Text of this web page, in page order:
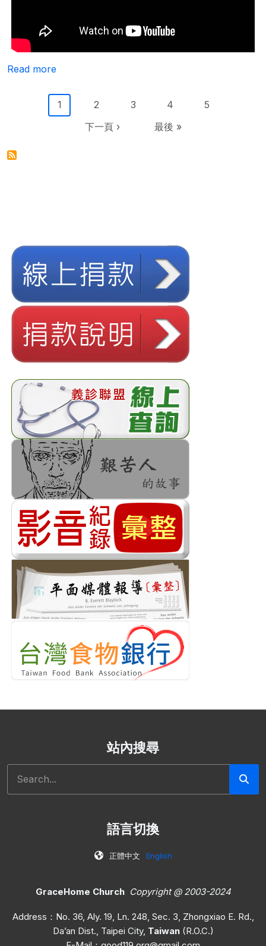
Read more
PaginationCurrent page
1 Page
2 Page
3 Page
4 Page
5
Next page
下一頁 › Last page
最後 »
站內搜尋
語言切換
正體中文 English
GraceHome Church Copyright @ 2003-2024
Address：No. 36, Aly. 19, Ln. 248, Sec. 3, Zhongxiao E. Rd.,
Da’an Dist., Taipei City, Taiwan (R.O.C.)